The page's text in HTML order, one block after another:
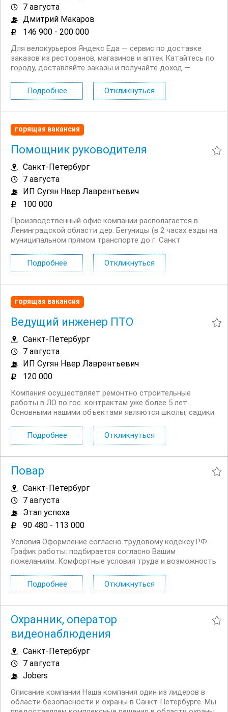
7 августа
Дмитрий Макаров
146 900 - 200 000
Для велокурьеров Яндекс Еда — сервис по доставке
заказов из ресторанов, магазинов и аптек Катайтесь по
городу, доставляйте заказы и получайте доход —
Доход до 189 000 ₽ в месяц Выплаты каждый день на
карту Про Это бесплатная карта с кешбэком до 10...
Подробнее Откликнуться
горящая вакансия
Помощник руководителя
Санкт-Петербург
7 августа
ИП Сугян Нвер Лаврентьевич
100 000
Производственный офис компании располагается в
Ленинградской области дер. Бегуницы (в 2 часах езды на
муниципальном прямом транспорте до г. Санкт
руководителя (календарь, встречи, напоминания)
Ведение деловой переписки и коммуникации (почта,...
Подробнее Откликнуться
горящая вакансия
Ведущий инженер ПТО
Санкт-Петербург
7 августа
ИП Сугян Нвер Лаврентьевич
120 000
Компания осуществляет ремонтно строительные
работы в ЛО по гос. контрактам уже более 5 лет.
Основными нашими объектами являются школы, садики
располагается в Ленинградской области дер. Бегуницы
(в 2 часах езды на муниципальном прямом транспорте
Подробнее Откликнуться
Повар
Санкт-Петербург
7 августа
Этап успеха
90 480 - 113 000
Условия Оформление согласно трудовому кодексу РФ.
График работы: подбирается согласно Вашим
пожеланиям. Комфортные условия труда и возможность
обучаться. Ответственность, аккуратность, умение
работать в команде. Обязанности Приготовление блюд
Подробнее Откликнуться
Охранник, оператор
видеонаблюдения
Санкт-Петербург
7 августа
Jobers
Описание компании Наша компания один из лидеров в
области безопасности и охраны в Санкт Петербурге. Мы